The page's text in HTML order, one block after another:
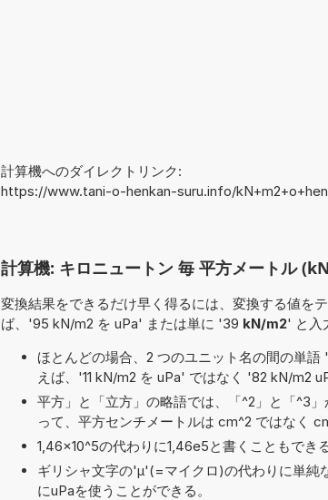
計算機へのダイレクトリンク:
https://www.tani-o-henkan-suru.info/
計算機: キロニュートン 毎 平方メートル
変換結果をできるだけ早く得るには、変換する値を
ば、'95 kN/m2 を uPa' または単に '39 kN/m2' と入
ほとんどの場合、2 つのユニット名の間の単
えば、'11 kN/m2 を uPa' ではなく '82 kN/m2
平方」と「立方」の略語では、「^2」と「^3
って、平方センチメートルは cm^2 ではなく
1,46×10^5の代わりに1,46e5と書くこともでき
ギリシャ文字の'μ'(=マイクロ)の代わりに単純
にuPaを使うことができる。